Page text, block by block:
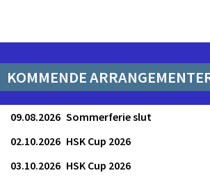
KOMMENDE
Sommerferie slut
09.08.2026
HSK Cup 2026
02.10.2026
HSK Cup 2026
03.10.2026